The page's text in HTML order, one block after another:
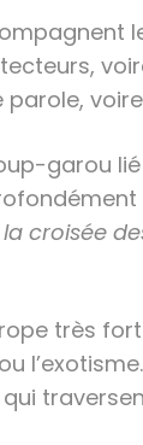
garou
la croisée
très